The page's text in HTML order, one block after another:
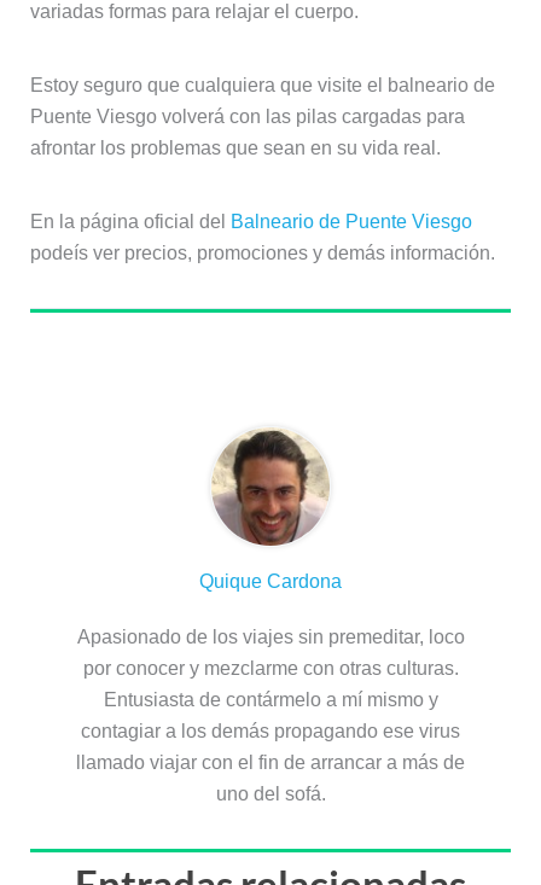
variadas formas para relajar el cuerpo.
Estoy seguro que cualquiera que visite el balneario de
Puente Viesgo volverá con las pilas cargadas para
afrontar los problemas que sean en su vida real.
En la página oficial del
Balneario de Puente Viesgo
podeís ver precios, promociones y demás información.
Quique Cardona
Apasionado de los viajes sin premeditar, loco
por conocer y mezclarme con otras culturas.
Entusiasta de contármelo a mí mismo y
contagiar a los demás propagando ese virus
llamado viajar con el fin de arrancar a más de
uno del sofá.